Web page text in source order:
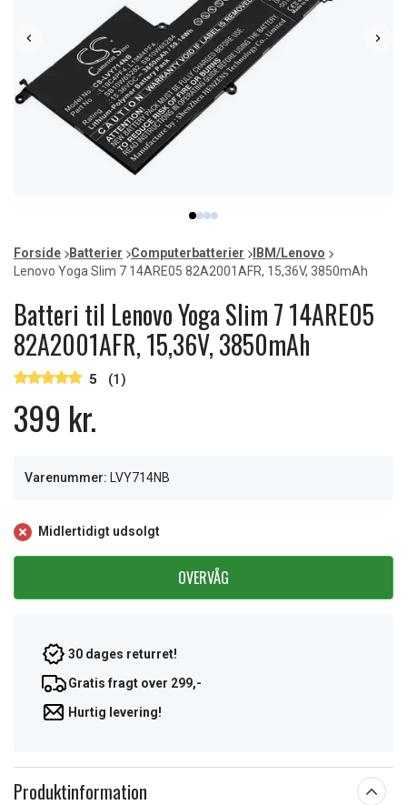
item
0
item
1
item
2
item
3
of
4
Forside Batterier Computerbatterier
IBM/Lenovo
Lenovo Yoga Slim 7 14ARE05 82A2001AFR, 15,36V, 3850mAh
Batteri til Lenovo Yoga Slim 7 14ARE05
82A2001AFR, 15,36V, 3850mAh
5 (1)
399 kr.
Varenummer: LVY714NB
Midlertidigt udsolgt
OVERVÅG
30 dages returret!
Gratis fragt over 299,-
Hurtig levering!
Produktinformation